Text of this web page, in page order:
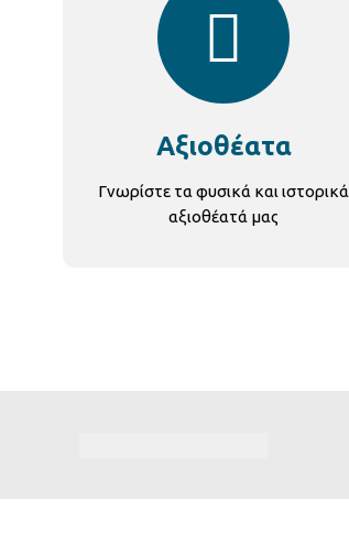
Αξιοθέατα
Γνωρίστε τα φυσικά και ιστορικά
αξιοθέατά μας